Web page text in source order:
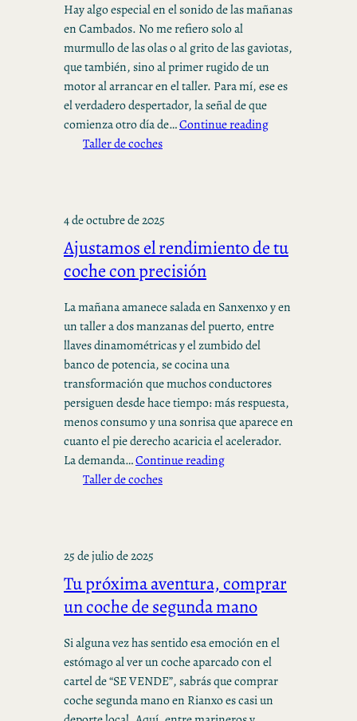
Hay algo especial en el sonido de las mañanas
en Cambados. No me refiero solo al
murmullo de las olas o al grito de las gaviotas,
que también, sino al primer rugido de un
motor al arrancar en el taller. Para mí, ese es
el verdadero despertador, la señal de que
comienza otro día de…Continue reading
Taller de coches
4 de octubre de 2025
Ajustamos el rendimiento de tu
coche con precisión
La mañana amanece salada en Sanxenxo y en
un taller a dos manzanas del puerto, entre
llaves dinamométricas y el zumbido del
banco de potencia, se cocina una
transformación que muchos conductores
persiguen desde hace tiempo: más respuesta,
menos consumo y una sonrisa que aparece en
cuanto el pie derecho acaricia el acelerador.
La demanda…Continue reading
Taller de coches
25 de julio de 2025
Tu próxima aventura, comprar
un coche de segunda mano
Si alguna vez has sentido esa emoción en el
estómago al ver un coche aparcado con el
cartel de “SE VENDE”, sabrás que comprar
coche segunda mano en Rianxo es casi un